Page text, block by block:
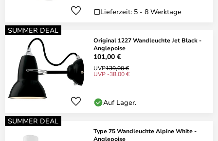
Lieferzeit: 5 - 8 Werktage
SUMMER DEAL
Original 1227 Wandleuchte Jet Black -
Anglepoise
101,00 €
UVP139,00 €
UVP -38,00 €
Auf Lager.
SUMMER DEAL
Type 75 Wandleuchte Alpine White -
Anglepoise